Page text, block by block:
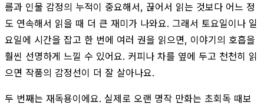
름과 인물 감정의 누적이 중요해서, 끊어서 읽는 것보다 어느 정
도 연속해서 읽을 때 더 큰 재미가 나와요. 그래서 토요일이나 일
요일에 시간을 잡고 한 번에 여러 권을 읽으면, 이야기의 호흡을
훨씬 선명하게 느낄 수 있어요. 커피나 차를 옆에 두고 천천히 읽
으면 작품의 감정선이 더 잘 살아나요.
두 번째는 재독용이에요. 실제로 오랜 명작 만화는 초회독 때보